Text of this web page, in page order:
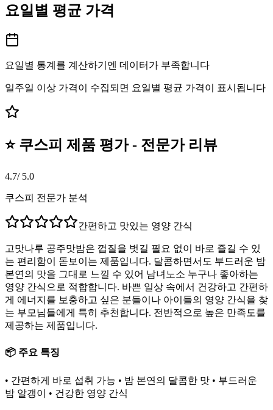
요일별 평균 가격
요일별 통계를 계산하기엔 데이터가 부족합니다
일주일 이상 가격이 수집되면 요일별 평균 가격이 표시됩니다
⭐ 쿠스피 제품 평가 - 전문가 리뷰
4.7/ 5.0
쿠스피 전문가 분석
간편하고 맛있는 영양 간식
고맛나루 공주맛밤은 껍질을 벗길 필요 없이 바로 즐길 수 있
는 편리함이 돋보이는 제품입니다. 달콤하면서도 부드러운 밤
본연의 맛을 그대로 느낄 수 있어 남녀노소 누구나 좋아하는
영양 간식으로 적합합니다. 바쁜 일상 속에서 건강하고 간편하
게 에너지를 보충하고 싶은 분들이나 아이들의 영양 간식을 찾
는 부모님들에게 특히 추천합니다. 전반적으로 높은 만족도를
제공하는 제품입니다.
📦 주요 특징
• 간편하게 바로 섭취 가능 • 밤 본연의 달콤한 맛 • 부드러운
밤 알갱이 • 건강한 영양 간식